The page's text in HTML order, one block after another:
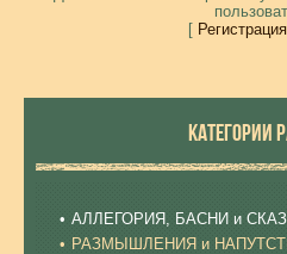
[ Регистрация
КАТЕГОРИИ
АЛЛЕГОРИЯ, БАСНИ и
РАЗМЫШЛЕНИЯ и